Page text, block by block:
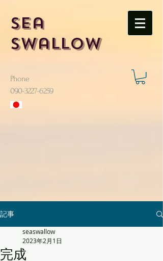
Sea
Swallow
Phone
​090-3227-6259
記事
完成
seaswallow
2023年2月1日